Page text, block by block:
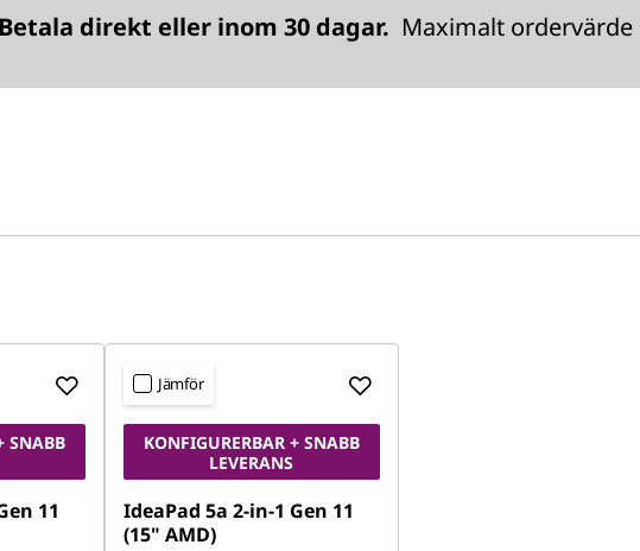
Betala direkt eller inom 30 dagar. Maximalt ordervärde
SNABB
11
Jämför
KONFIGURERBAR + SNABB
LEVERANS
IdeaPad 5a 2-in-1 Gen 11
(15" AMD)